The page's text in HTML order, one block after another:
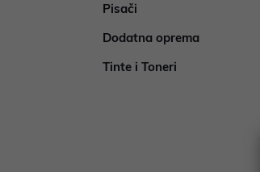
Pisači
Dodatna oprema
Tinte i Toneri